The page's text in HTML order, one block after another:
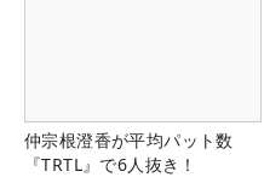
仲宗根澄香が平均パット数
『TRTL』で6人抜き！